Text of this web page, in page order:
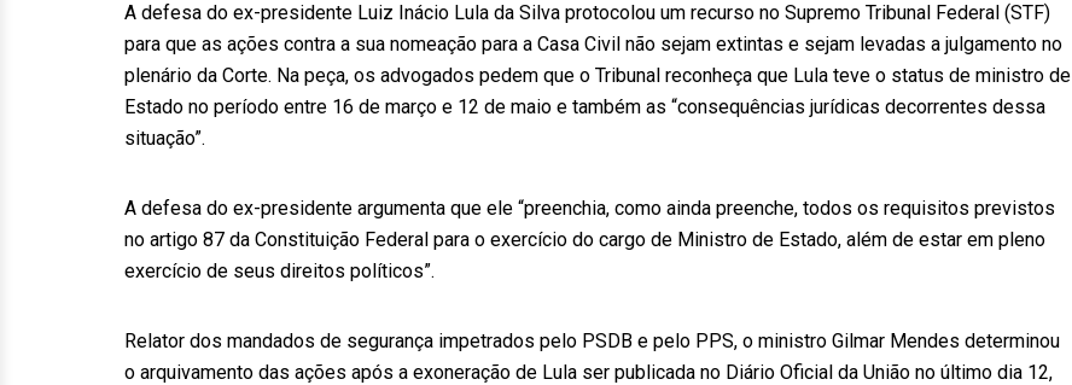
A defesa do ex-presidente Luiz Inácio Lula da Silva protocolou um recurso no Supremo Tribunal Federal (STF)
para que as ações contra a sua nomeação para a Casa Civil não sejam extintas e sejam levadas a julgamento no
plenário da Corte. Na peça, os advogados pedem que o Tribunal reconheça que Lula teve o status de ministro de
Estado no período entre 16 de março e 12 de maio e também as “consequências jurídicas decorrentes dessa
situação”.
A defesa do ex-presidente argumenta que ele “preenchia, como ainda preenche, todos os requisitos previstos
no artigo 87 da Constituição Federal para o exercício do cargo de Ministro de Estado, além de estar em pleno
exercício de seus direitos políticos”.
Relator dos mandados de segurança impetrados pelo PSDB e pelo PPS, o ministro Gilmar Mendes determinou
o arquivamento das ações após a exoneração de Lula ser publicada no Diário Oficial da União no último dia 12,